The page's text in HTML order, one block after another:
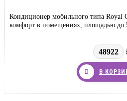
Кондиционер мобильного типа Royal
комфорт в помещениях, площадью до
48922
В